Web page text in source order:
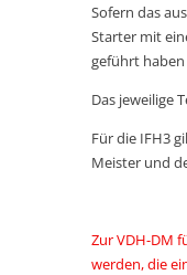
Sofern das
Starter mit
geführt haben
Das jeweilige
Für die IFH3
Meister und
Zur VDH-DM
werden, die